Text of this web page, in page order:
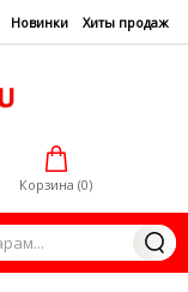
Новинки Хиты продаж
Корзина (0)